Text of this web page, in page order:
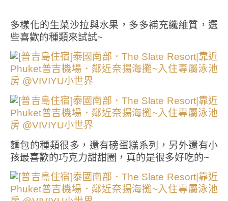
多樣化的生菜沙拉與水果，多多補充纖維質，選
些喜歡的種類來試試~
麵包的種類很多，還有磅蛋糕系列，另外還有小
孩最喜歡的巧克力甜甜圈，真的是很多好吃的~